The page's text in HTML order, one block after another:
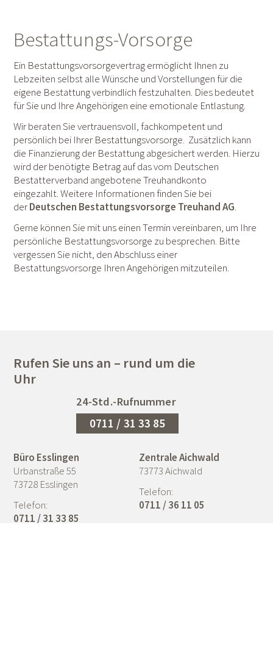
Bestattungs-Vorsorge
Ein Bestattungsvorsorgevertrag ermöglicht Ihnen zu
Lebzeiten selbst alle Wünsche und Vorstellungen für die
eigene Bestattung verbindlich festzuhalten. Dies bedeutet
für Sie und Ihre Angehörigen eine emotionale Entlastung.
Wir beraten Sie vertrauensvoll, fachkompetent und
persönlich bei Ihrer Bestattungsvorsorge. Zusätzlich kann
die Finanzierung der Bestattung abgesichert werden. Hierzu
wird der benötigte Betrag auf das vom Deutschen
Bestatterverband angebotene Treuhandkonto
eingezahlt. Weitere Informationen finden Sie bei
derDeutschen Bestattungsvorsorge Treuhand AG.
Gerne können Sie mit uns einen Termin vereinbaren, um Ihre
persönliche Bestattungsvorsorge zu besprechen. Bitte
vergessen Sie nicht, den Abschluss einer
Bestattungsvorsorge Ihren Angehörigen mitzuteilen.
Rufen Sie uns an – rund um die
Uhr
24-Std.-Rufnummer
0711 / 31 33 85
Büro Esslingen
Urbanstraße 55
73728 Esslingen
Telefon:
0711 / 31 33 85
Zentrale Aichwald
73773 Aichwald
Telefon:
0711 / 36 11 05